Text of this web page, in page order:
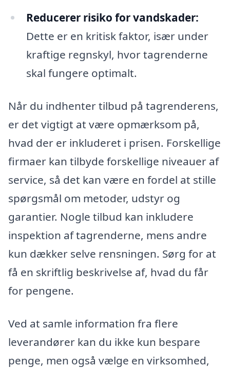
Reducerer risiko for vandskader:
Dette er en kritisk faktor, især under
kraftige regnskyl, hvor tagrenderne
skal fungere optimalt.
Når du indhenter tilbud på tagrenderens,
er det vigtigt at være opmærksom på,
hvad der er inkluderet i prisen. Forskellige
firmaer kan tilbyde forskellige niveauer af
service, så det kan være en fordel at stille
spørgsmål om metoder, udstyr og
garantier. Nogle tilbud kan inkludere
inspektion af tagrenderne, mens andre
kun dækker selve rensningen. Sørg for at
få en skriftlig beskrivelse af, hvad du får
for pengene.
Ved at samle information fra flere
leverandører kan du ikke kun bespare
penge, men også vælge en virksomhed,